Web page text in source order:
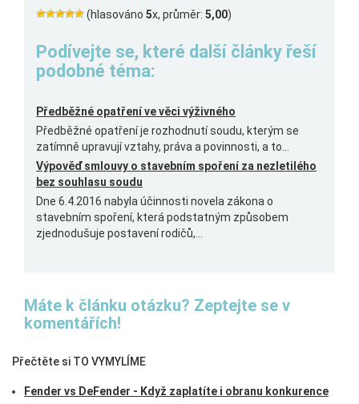
(hlasováno 5x, průměr: 5,00)
Podívejte se, které další články řeší
podobné téma:
Předběžné opatření ve věci výživného
Předběžné opatření je rozhodnutí soudu, kterým se
zatímně upravují vztahy, práva a povinnosti, a to...
Výpověď smlouvy o stavebním spoření za nezletilého
bez souhlasu soudu
Dne 6.4.2016 nabyla účinnosti novela zákona o
stavebním spoření, která podstatným způsobem
zjednodušuje postavení rodičů,...
Máte k článku otázku? Zeptejte se v
komentářích!
Přečtěte si TO VYMYLÍME
Fender vs DeFender - Když zaplatíte i obranu konkurence